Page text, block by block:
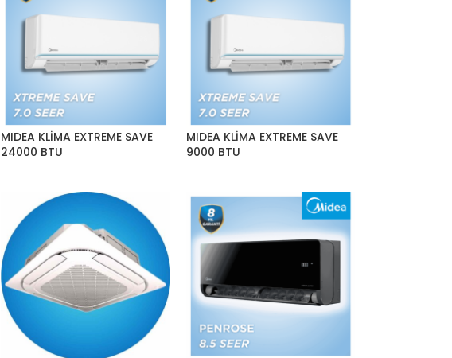
MIDEA KLİMA EXTREME SAVE
24000 BTU
MIDEA KLİMA EXTREME SAVE
9000 BTU